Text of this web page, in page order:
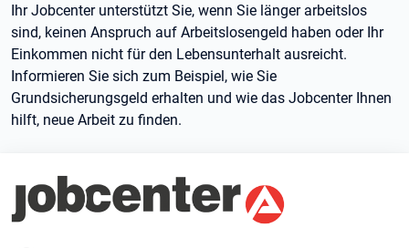
Ihr Jobcenter unterstützt Sie, wenn Sie länger arbeitslos
sind, keinen Anspruch auf Arbeitslosengeld haben oder Ihr
Einkommen nicht für den Lebensunterhalt ausreicht.
Informieren Sie sich zum Beispiel, wie Sie
Grundsicherungsgeld erhalten und wie das Jobcenter Ihnen
hilft, neue Arbeit zu finden.
Branding-Bereich Beschreibung